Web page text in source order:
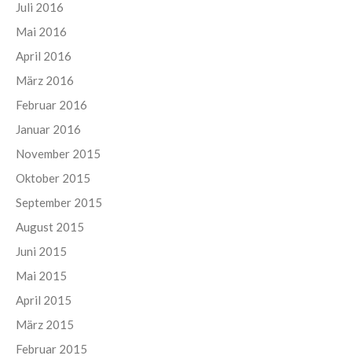
Juli 2016
Mai 2016
April 2016
März 2016
Februar 2016
Januar 2016
November 2015
Oktober 2015
September 2015
August 2015
Juni 2015
Mai 2015
April 2015
März 2015
Februar 2015